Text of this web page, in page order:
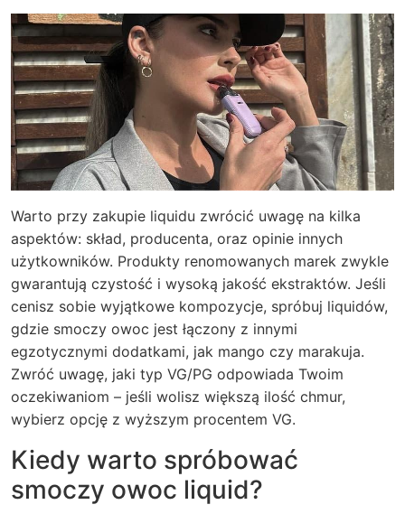
Warto przy zakupie liquidu zwrócić uwagę na kilka
aspektów: skład, producenta, oraz opinie innych
użytkowników. Produkty renomowanych marek zwykle
gwarantują czystość i wysoką jakość ekstraktów. Jeśli
cenisz sobie wyjątkowe kompozycje, spróbuj liquidów,
gdzie smoczy owoc jest łączony z innymi
egzotycznymi dodatkami, jak mango czy marakuja.
Zwróć uwagę, jaki typ VG/PG odpowiada Twoim
oczekiwaniom – jeśli wolisz większą ilość chmur,
wybierz opcję z wyższym procentem VG.
Kiedy warto spróbować
smoczy owoc liquid?